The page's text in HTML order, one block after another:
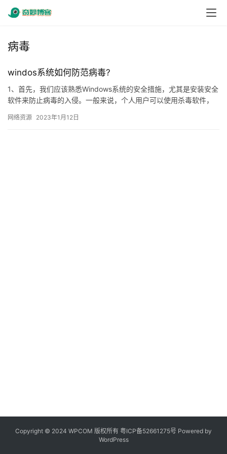
病毒
windos系统如何防范病毒?
1、首先，我们应该熟悉Windows系统的安全措施，尤其是安装安全
软件来防止病毒的入侵。一般来说，个人用户可以使用杀毒软件，
网络资源 2023年1月12日
Copyright © 2024 WPCOM 版权所有 粤ICP备52661275号 Powered by
WordPress